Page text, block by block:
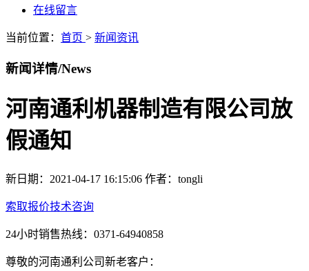
在线留言
当前位置： 首页 > 新闻资讯
新闻详情/News
河南通利机器制造有限公司放
假通知
新日期：2021-04-17 16:15:06 作者：tongli
索取报价技术咨询
24小时销售热线：0371-64940858
尊敬的河南通利公司新老客户：